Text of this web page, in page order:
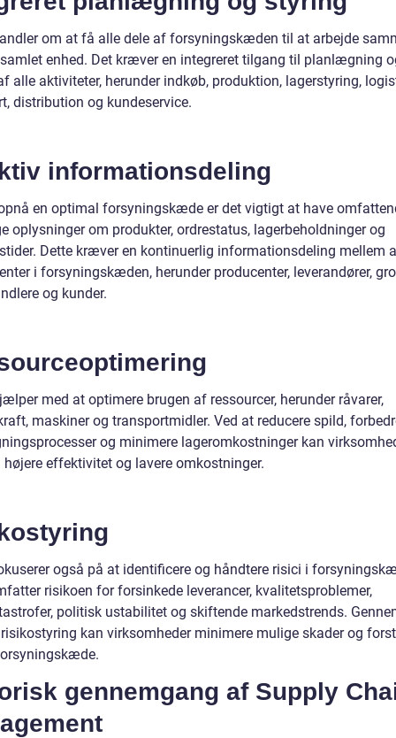
om at få alle dele af forsyningskæden til at arbejde
enhed. Det kræver en integreret tilgang til planlægning
alle aktiviteter, herunder indkøb, produktion, lagerstyring,
distribution og kundeservice.
informationsdeling
en optimal forsyningskæde er det vigtigt at have
oplysninger om produkter, ordrestatus, lagerbeholdninger og
Dette kræver en kontinuerlig informationsdeling mellem
i forsyningskæden, herunder producenter, leverandører,
og kunder.
med at optimere brugen af ressourcer, herunder råvarer,
maskiner og transportmidler. Ved at reducere spild,
og minimere lageromkostninger kan
højere effektivitet og lavere omkostninger.
også på at identificere og håndtere risici i
risikoen for forsinkede leverancer, kvalitetsproblemer,
politisk ustabilitet og skiftende markedstrends.
kan virksomheder minimere mulige skader og
gennemgang af Supply